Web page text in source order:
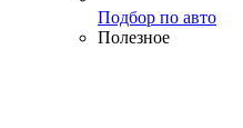
Подбор по авто
Полезное